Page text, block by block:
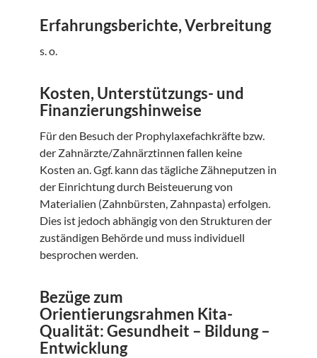
Erfahrungsberichte, Verbreitung
s. o.
Kosten, Unterstützungs- und
Finanzierungshinweise
Für den Besuch der Prophylaxefachkräfte bzw.
der Zahnärzte/Zahnärztinnen fallen keine
Kosten an. Ggf. kann das tägliche Zähneputzen in
der Einrichtung durch Beisteuerung von
Materialien (Zahnbürsten, Zahnpasta) erfolgen.
Dies ist jedoch abhängig von den Strukturen der
zuständigen Behörde und muss individuell
besprochen werden.
Bezüge zum
Orientierungsrahmen Kita-
Qualität: Gesundheit – Bildung –
Entwicklung